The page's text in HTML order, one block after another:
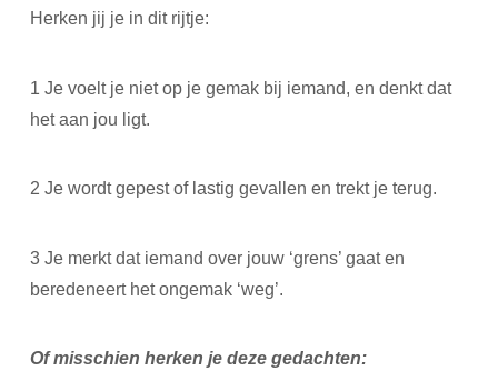
Herken jij je in dit rijtje:
1 Je voelt je niet op je gemak bij iemand, en denkt dat
het aan jou ligt.
2 Je wordt gepest of lastig gevallen en trekt je terug.
3 Je merkt dat iemand over jouw ‘grens’ gaat en
beredeneert het ongemak ‘weg’.
Of misschien herken je deze gedachten: